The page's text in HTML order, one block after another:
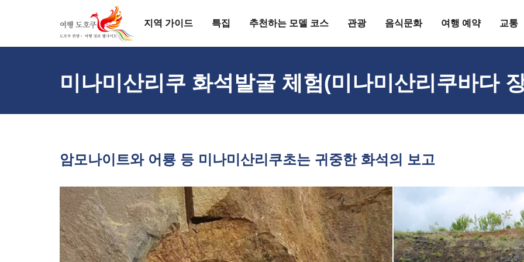
지역 가이드 특집 추천하는 모델 코스 관광 음식문화 여행 예약 교통
미나미산리쿠 화석발굴 체험(미나미산리쿠바다
암모나이트와 어룡 등 미나미산리쿠초는 귀중한 화석의 보고